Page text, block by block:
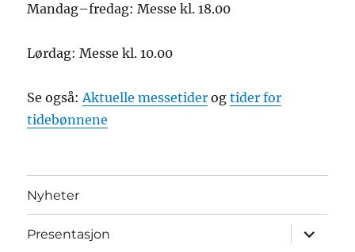
Mandag–fredag: Messe kl. 18.00
Lørdag: Messe kl. 10.00
Se også:Aktuelle messetider ogtider for
tidebønnene
Nyheter
Presentasjon
Utvid